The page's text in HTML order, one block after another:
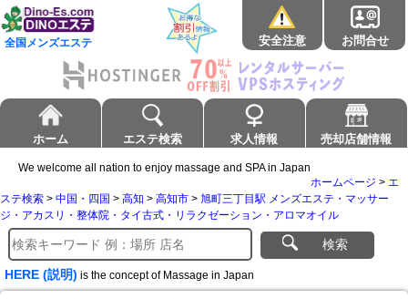
全国メンズエステ 安全注意 お問合せ
ホーム エステ検索 求人情報 売却店舗情報
We welcome all nation to enjoy massage and SPA in Japan
ホームページ > エ
ステ検索 > 中国・四国 > 高知 > 高知市 > 旭町三丁目駅 メンズエステ・マッサー
ジ・アカスリ・整体院・タイ古式・リラクゼーション・アロマオイル
検索
HERE (説明) is the concept of Massage in Japan